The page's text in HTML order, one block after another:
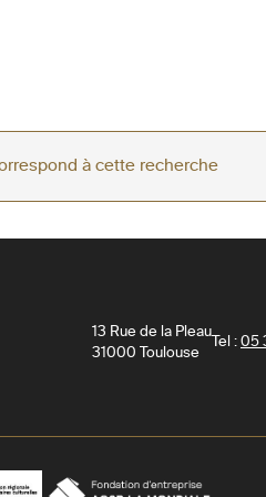
à cette recherche
13 Rue de la Pleau
31000
Toulouse
Tel : 05